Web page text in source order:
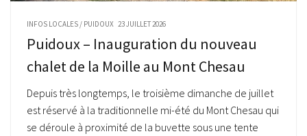
INFOS LOCALES / PUIDOUX 23 JUILLET 2026
Puidoux – Inauguration du nouveau
chalet de la Moille au Mont Chesau
Depuis très longtemps, le troisième dimanche de juillet
est réservé à la traditionnelle mi-été du Mont Chesau qui
se déroule à proximité de la buvette sous une tente